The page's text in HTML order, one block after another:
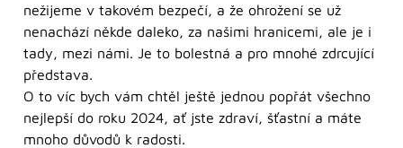
nežijeme v takovém bezpečí, a že ohrožení se už
nenachází někde daleko, za našimi hranicemi, ale je i
tady, mezi námi. Je to bolestná a pro mnohé zdrcující
představa.
O to víc bych vám chtěl ještě jednou popřát všechno
nejlepší do roku 2024, ať jste zdraví, šťastní a máte
mnoho důvodů k radosti.